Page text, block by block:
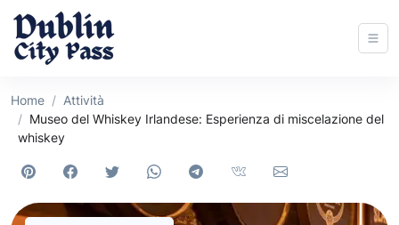
Home
Attività
Museo del Whiskey Irlandese: Esperienza di miscelazione del
whiskey